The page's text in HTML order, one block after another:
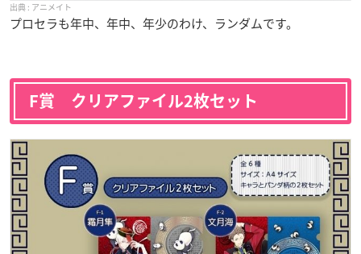
アニメイト
プロセラも年中、年中、年少のわけ、ランダムです。
F賞 クリアファイル2枚セット